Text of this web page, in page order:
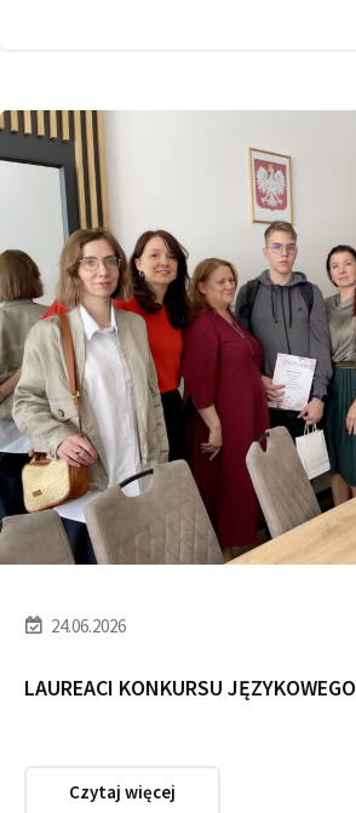
24.06.2026
LAUREACI KONKURSU JĘZYKOWEGO
Czytaj więcej